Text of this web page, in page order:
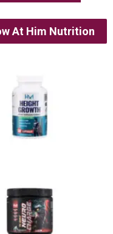
At Him Nutrition